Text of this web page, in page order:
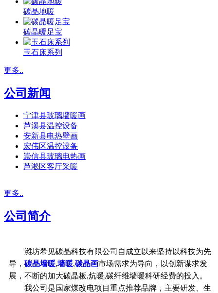
碳晶地暖
碳晶暖足宝
玉石床系列
更多..
公司新闻
宁津县玻璃墙暖画
芦溪县温控设备
安新县电热壁画
宏伟区温控设备
崇信县玻璃电热画
芦淞区客厅采暖
更多..
公司简介
潍坊希见碳晶科技有限公司自成立以来坚持以科技为先
导， 碳晶墙暖,墙暖,碳晶画市场需求为导向，以创新谋求发
展，不断的加大碳晶板,炕暖,碳纤维墙暖科研经费的投入。
我公司是国家煤改电项目重点推荐品牌，主要研发、生